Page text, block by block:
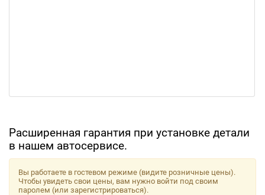
Расширенная гарантия при установке детали
в нашем автосервисе.
Вы работаете в гостевом режиме (видите розничные цены).
Чтобы увидеть свои цены, вам нужно войти под своим
паролем (или зарегистрироваться).